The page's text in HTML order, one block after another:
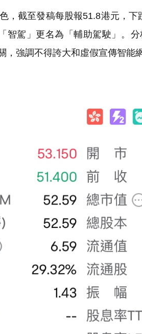
截至發稿每股報51.8港元，下
智駕」更名為「輔助駕駛」。
強調不得誇大和虛假宣傳智能